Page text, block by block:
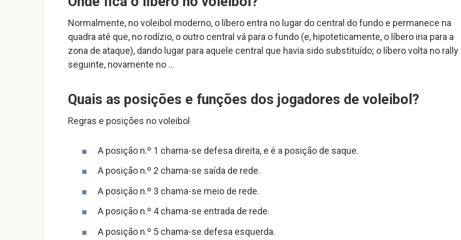
Normalmente, no voleibol moderno, o líbero entra no lugar do central do fundo e permanece na
quadra até que, no rodízio, o outro central vá para o fundo (e, hipoteticamente, o líbero iria para a
zona de ataque), dando lugar para aquele central que havia sido substituído; o líbero volta no rally
seguinte, novamente no …
Quais as posições e funções dos jogadores de voleibol?
Regras e posições no voleibol
A posição n.º 1 chama-se defesa direita, e é a posição de saque.
A posição n.º 2 chama-se saída de rede.
A posição n.º 3 chama-se meio de rede.
A posição n.º 4 chama-se entrada de rede.
A posição n.º 5 chama-se defesa esquerda.